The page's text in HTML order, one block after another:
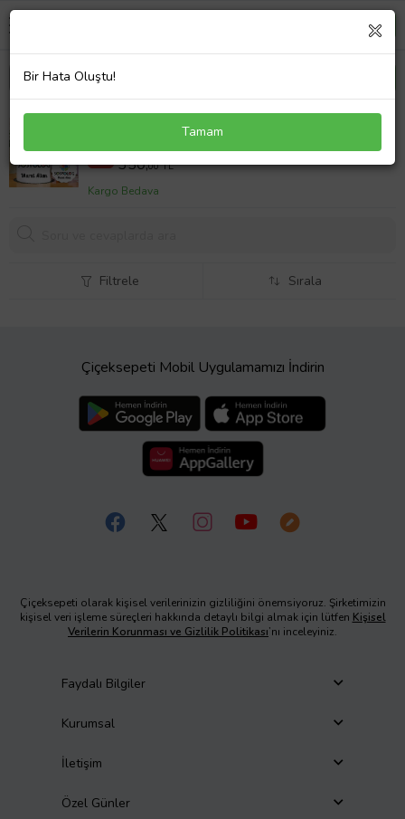
Sosyolog Kupa Bardak ve Anahtarlık Hediye Seti
%12 400,00 TL
350,00 TL
Kargo Bedava
Filtrele Sırala
Çiçeksepeti Mobil Uygulamamızı İndirin
Çiçeksepeti olarak kişisel verilerinizin gizliliğini önemsiyoruz. Şirketimizin
kişisel veri işleme süreçleri hakkında detaylı bilgi almak için lütfen Kişisel
Verilerin Korunması ve Gizlilik Politikası’nı inceleyiniz.
Faydalı Bilgiler
Kurumsal
İletişim
Özel Günler
Bir Hata Oluştu!
Tamam